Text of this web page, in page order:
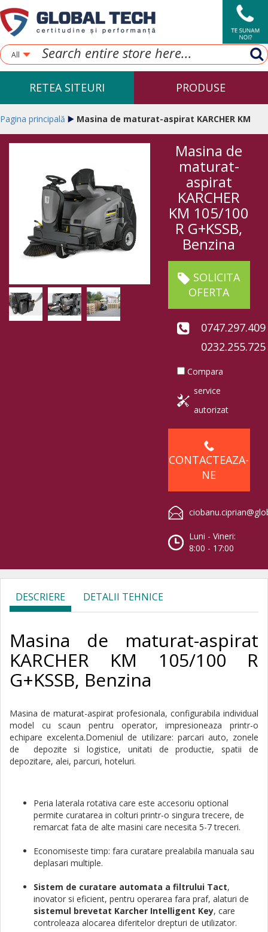
All
RETEA SITEURI PRODUSE
Pagina principală Masina de maturat-aspirat KARCHER KM
Masina de
maturat-
aspirat
KARCHER
KM 105/100
R G+KSSB,
Benzina
SOLICITA
OFERTA
0747.297.409
0232.255.725
Compara
service
autorizat
CONTACTEAZA-
NE
Luni - Vineri:
8:00 - 17:00
DESCRIERE DETALII TEHNICE
Masina de maturat-aspirat
KARCHER KM 105/100 R
G+KSSB, Benzina
Masina de maturat-aspirat profesionala, configurabila individual
model cu scaun pentru operator, impresioneaza printr-o
echipare excelenta.Domeniul de utilizare: parcari auto, zonele
de depozite si logistice, unitati de productie, spatii de
depozitare, alei, parcuri, hoteluri.
Peria laterala rotativa care este accesoriu optional
permite curatarea in colturi printr-o singura trecere, de
remarcat fata de alte masini care necesita 5-7 treceri.
Economiseste timp: fara curatare prealabila manuala sau
deplasari multiple.
Sistem de curatare automata a filtrului Tact,
inovator si eficient, pentru operarea fara praf, alaturi de
sistemul brevetat Karcher Intelligent Key, care
controleaza alocarea diferitelor drepturi de utilizator.